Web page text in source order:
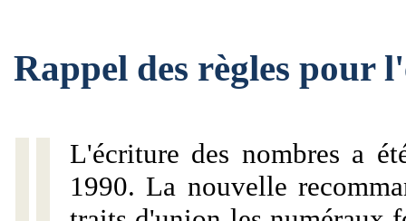
Rappel des règles pour
L'écriture des nombres a
1990. La nouvelle